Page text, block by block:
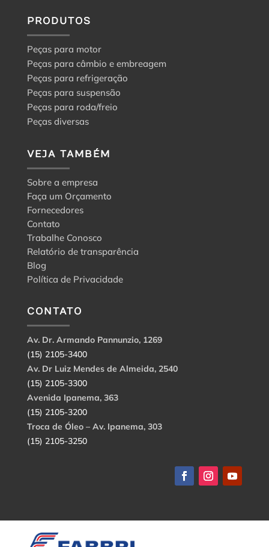
a
PRODUTOS
Peças para motor
Peças para câmbio e embreagem
Peças para refrigeração
Peças para suspensão
Peças para roda/freio
Peças diversas
VEJA TAMBÉM
Sobre a empresa
Faça um Orçamento
Fornecedores
Contato
Trabalhe Conosco
Relatório de transparência
Blog
Política de Privacidade
CONTATO
Av. Dr. Armando Pannunzio, 1269
(15) 2105-3400
Av. Dr Luiz Mendes de Almeida, 2540
(15) 2105-3300
Avenida Ipanema, 363
(15) 2105-3200
Troca de Óleo – Av. Ipanema, 303
(15) 2105-3250